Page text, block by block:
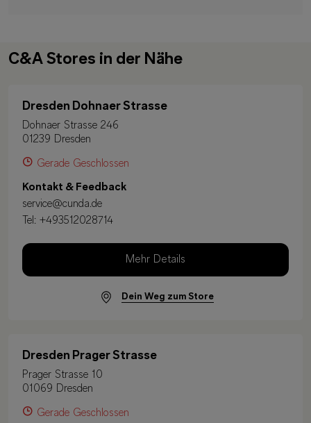
C&A Stores in der Nähe
Dresden Dohnaer Strasse
Dohnaer Strasse 246
01239 Dresden
Gerade Geschlossen
Kontakt & Feedback
service@cunda.de
Tel: +493512028714
Mehr Details
Dein Weg zum Store
Dresden Prager Strasse
Prager Strasse 10
01069 Dresden
Gerade Geschlossen